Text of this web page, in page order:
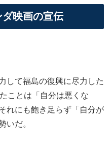
映画の宣伝
して福島の復興に尽力した
ことは「自分は悪くな
れにも飽き足らず「自分が
いだ。